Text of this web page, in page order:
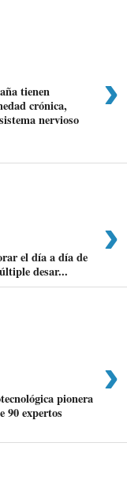
›
tienen
crónica,
nervioso
›
el día a día de
desar...
›
pionera
90 expertos